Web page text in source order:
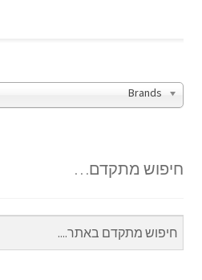
Brands
חיפוש מתקדם…